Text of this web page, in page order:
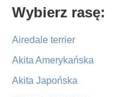
Primary
Sidebar
Wybierz rasę:
Airedale terrier
Akita Amerykańska
Akita Japońska